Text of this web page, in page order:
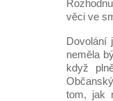
věci ve
Dovolání
neměla
když
tom, jak